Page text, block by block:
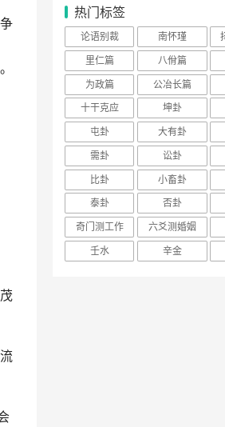
热门标签
论语别裁 南怀瑾
里仁篇
八佾篇
为政篇
公冶长篇
十干克应
坤卦
屯卦
大有卦
需卦
讼卦
比卦
小畜卦
泰卦
否卦
奇门测工作
六爻测婚姻
壬水
辛金